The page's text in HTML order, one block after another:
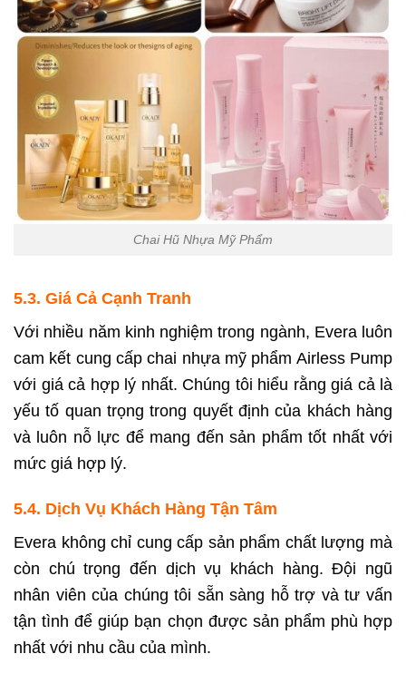
Chai Hũ Nhựa Mỹ Phẩm
5.3. Giá Cả Cạnh Tranh
Với nhiều năm kinh nghiệm trong ngành, Evera luôn
cam kết cung cấp chai nhựa mỹ phẩm Airless Pump
với giá cả hợp lý nhất. Chúng tôi hiểu rằng giá cả là
yếu tố quan trọng trong quyết định của khách hàng
và luôn nỗ lực để mang đến sản phẩm tốt nhất với
mức giá hợp lý.
5.4. Dịch Vụ Khách Hàng Tận Tâm
Evera không chỉ cung cấp sản phẩm chất lượng mà
còn chú trọng đến dịch vụ khách hàng. Đội ngũ
nhân viên của chúng tôi sẵn sàng hỗ trợ và tư vấn
tận tình để giúp bạn chọn được sản phẩm phù hợp
nhất với nhu cầu của mình.